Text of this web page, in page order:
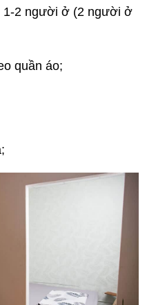
1-2 người ở (2 người ở
quần áo;